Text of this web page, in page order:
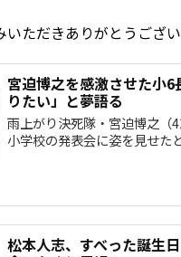
ただきありがとうござ
宮迫博之を感激させた小
りたい」と夢語る
雨上がり決死隊・宮迫博之（
小学校の発表会に姿を見せた
松本人志、すべった誕生